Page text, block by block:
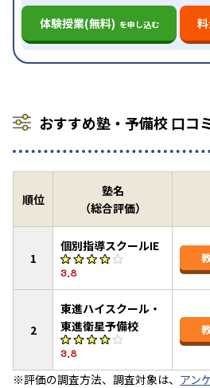
体験授業(無料) を申し込む
おすすめ塾・予備校 口コ
順位
塾名
（総合評価）
1
個別指導スクールIE
3.8
2
東進ハイスクール・
東進衛星予備校
3.8
※評価の調査方法、調査対象は、 アン